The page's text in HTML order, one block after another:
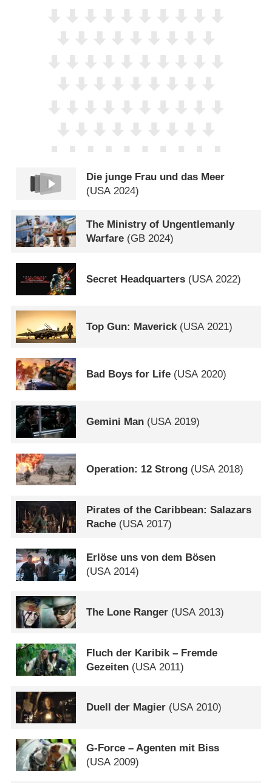
Die junge Frau und das Meer
(USA 2024)
The Ministry of Ungentlemanly
Warfare (GB 2024)
Secret Headquarters (USA 2022)
Top Gun: Maverick(USA2021)
Bad Boys for Life (USA2020)
Gemini Man (USA2019)
Operation: 12 Strong (USA2018)
Pirates of the Caribbean: Salazars
Rache (USA2017)
Erlöse uns von dem Bösen
(USA2014)
The Lone Ranger (USA2013)
Fluch der Karibik – Fremde
Gezeiten (USA 2011)
Duell der Magier (USA2010)
G-Force – Agenten mit Biss
(USA2009)